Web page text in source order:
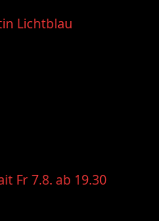
Lichtblau
Fr 7.8. ab 19.30